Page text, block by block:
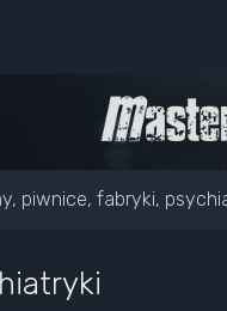
piwnice, fabryki,